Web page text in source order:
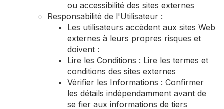
ou accessibilité des sites externes
Responsabilité de l'Utilisateur :
Les utilisateurs accèdent aux sites Web
externes à leurs propres risques et
doivent :
Lire les Conditions : Lire les termes et
conditions des sites externes
Vérifier les Informations : Confirmer
les détails indépendamment avant de
se fier aux informations de tiers